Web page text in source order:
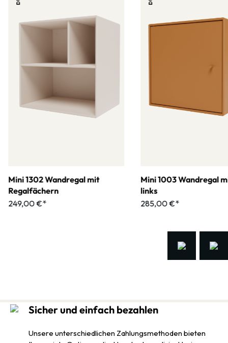
Mini 1302 Wandregal mit
Regalfächern
249,00 €*
Mini 1003 Wandregal
links
285,00 €*
Sicher und einfach bezahlen
Unsere unterschiedlichen Zahlungsmethoden bieten